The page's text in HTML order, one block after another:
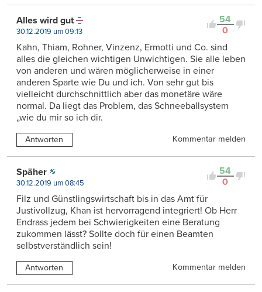
54
0
Alles wird gut
30.12.2019 um 09:13
Kahn, Thiam, Rohner, Vinzenz, Ermotti und Co. sind
alles die gleichen wichtigen Unwichtigen. Sie alle leben
von anderen und wären möglicherweise in einer
anderen Sparte wie Du und ich. Von sehr gut bis
vielleicht durchschnittlich aber das monetäre wäre
normal. Da liegt das Problem, das Schneeballsystem
„wie du mir so ich dir.
Antworten Kommentar melden
54
0
Späher
30.12.2019 um 08:45
Filz und Günstlingswirtschaft bis in das Amt für
Justivollzug, Khan ist hervorragend integriert! Ob Herr
Endrass jedem bei Schwierigkeiten eine Beratung
zukommen lässt? Sollte doch für einen Beamten
selbstverständlich sein!
Antworten Kommentar melden